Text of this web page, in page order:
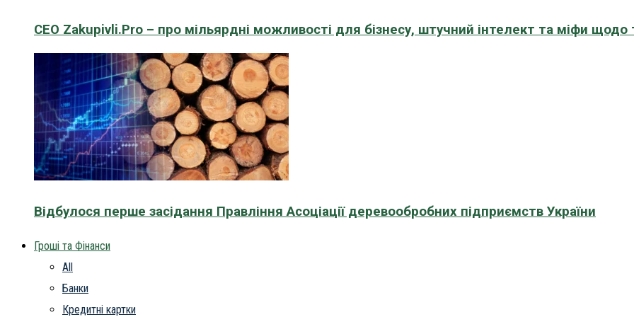
CEO Zakupivli.Pro – про мільярдні можливості для бізнесу, штучний інтелект та міфи щодо
Відбулося перше засідання Правління Асоціації деревообробних підприємств України
Гроші та Фінанси
All
Банки
Кредитні картки